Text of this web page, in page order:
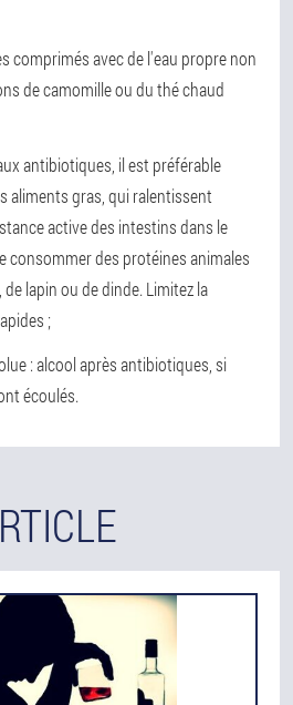
comprimés avec de l'eau propre non
de camomille ou du thé chaud
antibiotiques, il est préférable
aliments gras, qui ralentissent
active des intestins dans le
consommer des protéines animales
lapin ou de dinde. Limitez la
;
: alcool après antibiotiques, si
écoulés.